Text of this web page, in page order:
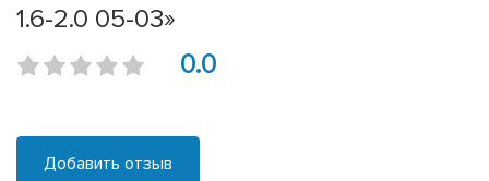
1.6-2.0 05-03»
0.0
Добавить отзыв